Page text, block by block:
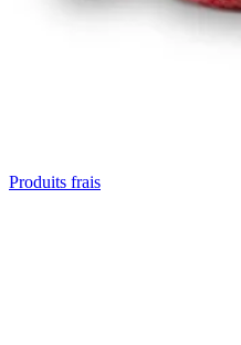
Produits frais